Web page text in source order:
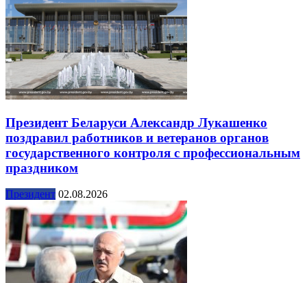
Президент Беларуси Александр Лукашенко
поздравил работников и ветеранов органов
государственного контроля с профессиональным
праздником
Президент 02.08.2026